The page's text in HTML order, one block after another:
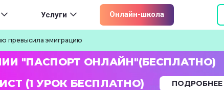
Услуги Онлайн-школа
превысила эмиграцию
"ПАСПОРТ ОНЛАЙН"(БЕСПЛАТНО)
(1 УРОК БЕСПЛАТНО) ПОДРОБНЕЕ